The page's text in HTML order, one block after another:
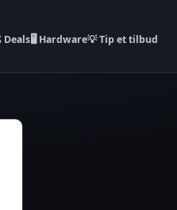
Deals🖥️ Hardware💡 Tip et tilbud